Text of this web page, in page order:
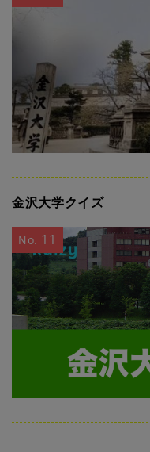
金沢大学クイズ
No. 11